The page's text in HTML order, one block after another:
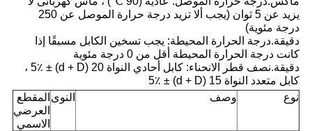
يزيد عن 5 ثوان (يجب ألا تزيد درجة حرارة الموصل عن 250
درجة مئوية)
دقيقة.درجة الحرارة المحيطة: يجب تسخين الكابل مسبقًا إذا
كانت درجة الحرارة المحيطة أقل من 0 درجة مئوية
دقيقة.نصف قطر الانحناء: كابل أحادي النواة 20 (d + D) ± 5٪ ،
كابل متعدد النواة 15 (d + D) ± 5٪
نوع
وصف النوى المقطع
العرضي
الاسمي